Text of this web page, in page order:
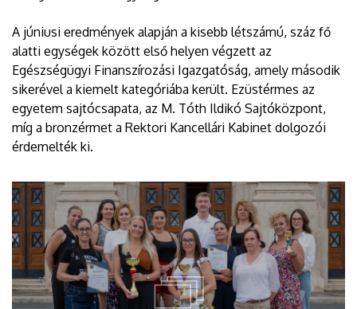
A júniusi eredmények alapján a kisebb létszámú, száz fő
alatti egységek között első helyen végzett az
Egészségügyi Finanszírozási Igazgatóság, amely második
sikerével a kiemelt kategóriába került. Ezüstérmes az
egyetem sajtócsapata, az M. Tóth Ildikó Sajtóközpont,
míg a bronzérmet a Rektori Kancellári Kabinet dolgozói
érdemelték ki.